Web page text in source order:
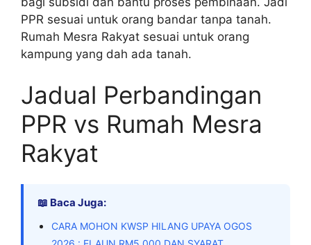
PPR sesuai untuk orang bandar tanpa tanah.
Rumah Mesra Rakyat sesuai untuk orang
kampung yang dah ada tanah.
Jadual Perbandingan
PPR vs Rumah Mesra
Rakyat
📖 Baca Juga:
CARA MOHON KWSP HILANG UPAYA OGOS